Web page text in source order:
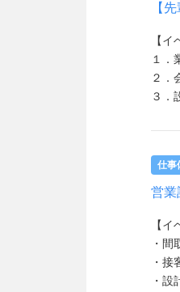
【
【イ
１．
２．
３．
仕事
営業
【
・間
・接
・設